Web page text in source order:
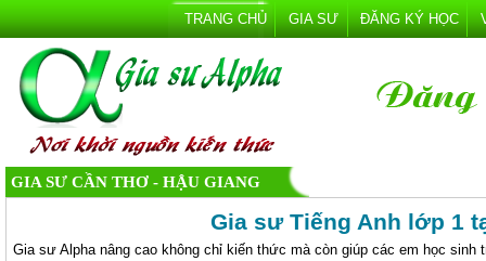
TRANG CHỦ GIA SƯ ĐĂNG KÝ HỌC
GIA SƯ CẦN THƠ - HẬU GIANG
Gia sư Tiếng Anh lớp 1
Gia sư Alpha nâng cao không chỉ kiến thức mà còn giúp các em học